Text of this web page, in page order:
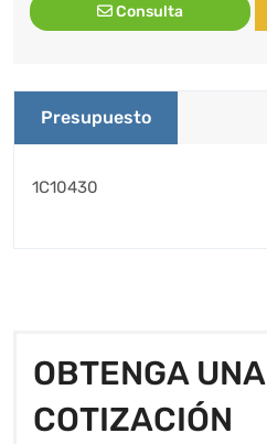
Consulta
Presupuesto
1C10430
OBTENGA UNA
COTIZACIÓN